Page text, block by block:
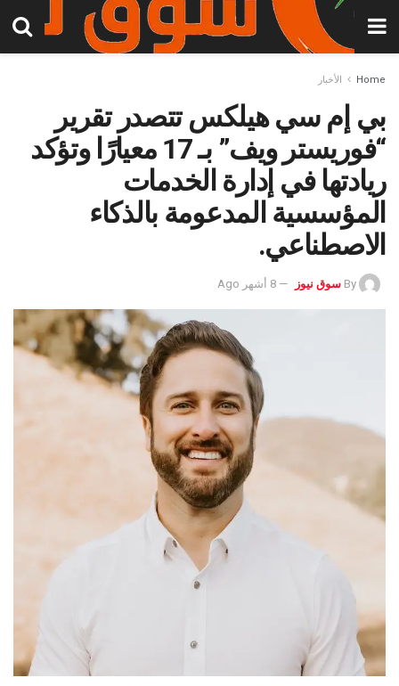
Home الأخبار
بي إم سي هيلكس تتصدر تقرير
“فوريستر ويف” بـ 17 معيارًا وتؤكد
ريادتها في إدارة الخدمات
المؤسسية المدعومة بالذكاء
الاصطناعي.
By سوق نيوز 8 أشهر Ago